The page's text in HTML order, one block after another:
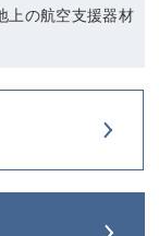
上の航空支援器材